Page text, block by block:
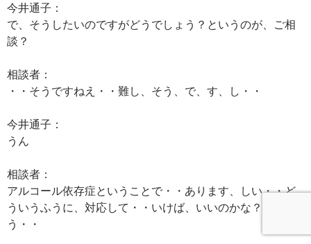
今井通子：
で、そうしたいのですがどうでしょう？というのが、ご相
談？
相談者：
・・そうですねえ・・難し、そう、で、す、し・・
今井通子：
うん
相談者：
アルコール依存症ということで・・あります、しい・・ど
ういうふうに、対応して・・いけば、いいのかな？ってい
う・・